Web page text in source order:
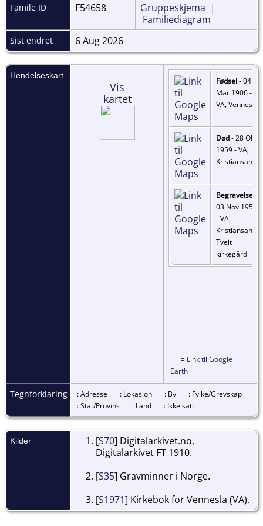
Famile ID F54658 Gruppeskjema |
Familiediagram
Sist endret 6 Aug 2026
Hendelseskart
Vis
kartet
Fødsel- 04
Mar 1906 -
VA, Vennesla
Død- 28 Okt
1959 - VA,
Kristiansand
Begravelse
03 Nov 1959
- VA,
Kristiansand,
Tveit
kirkegård
= Link til Google
Earth
Tegnforklaring : Adresse : Lokasjon : By
: Fylke/Grevskap
: Stat/Provins
: Land : Ikke satt
Kilder [S70] Digitalarkivet.no,
Digitalarkivet FT 1910.
[S35] Gravminner i Norge.
[S1971] Kirkebok for Vennesla (VA).